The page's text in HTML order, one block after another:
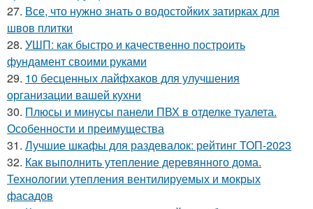
27. Все, что нужно знать о водостойких затирках для
швов плитки
28. УШП: как быстро и качественно построить
фундамент своими руками
29. 10 бесценных лайфхаков для улучшения
организации вашей кухни
30. Плюсы и минусы панели ПВХ в отделке туалета.
Особенности и преимущества
31. Лучшие шкафы для раздевалок: рейтинг ТОП-2023
32. Как выполнить утепление деревянного дома.
Технологии утепления вентилируемых и мокрых
фасадов